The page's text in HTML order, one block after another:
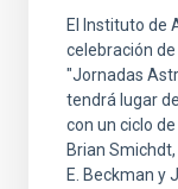
El Instituto de
celebración
"Jornadas
tendrá lugar
con un ciclo
Brian
E. Beckman y